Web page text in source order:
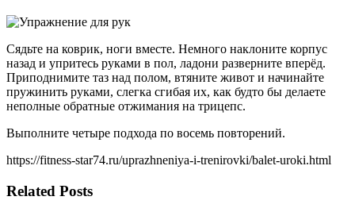
Сядьте на коврик, ноги вместе. Немного наклоните корпус
назад и упритесь руками в пол, ладони разверните вперёд.
Приподнимите таз над полом, втяните живот и начинайте
пружинить руками, слегка сгибая их, как будто бы делаете
неполные обратные отжимания на трицепс.
Выполните четыре подхода по восемь повторений.
https://fitness-star74.ru/uprazhneniya-i-trenirovki/balet-uroki.html
Related Posts